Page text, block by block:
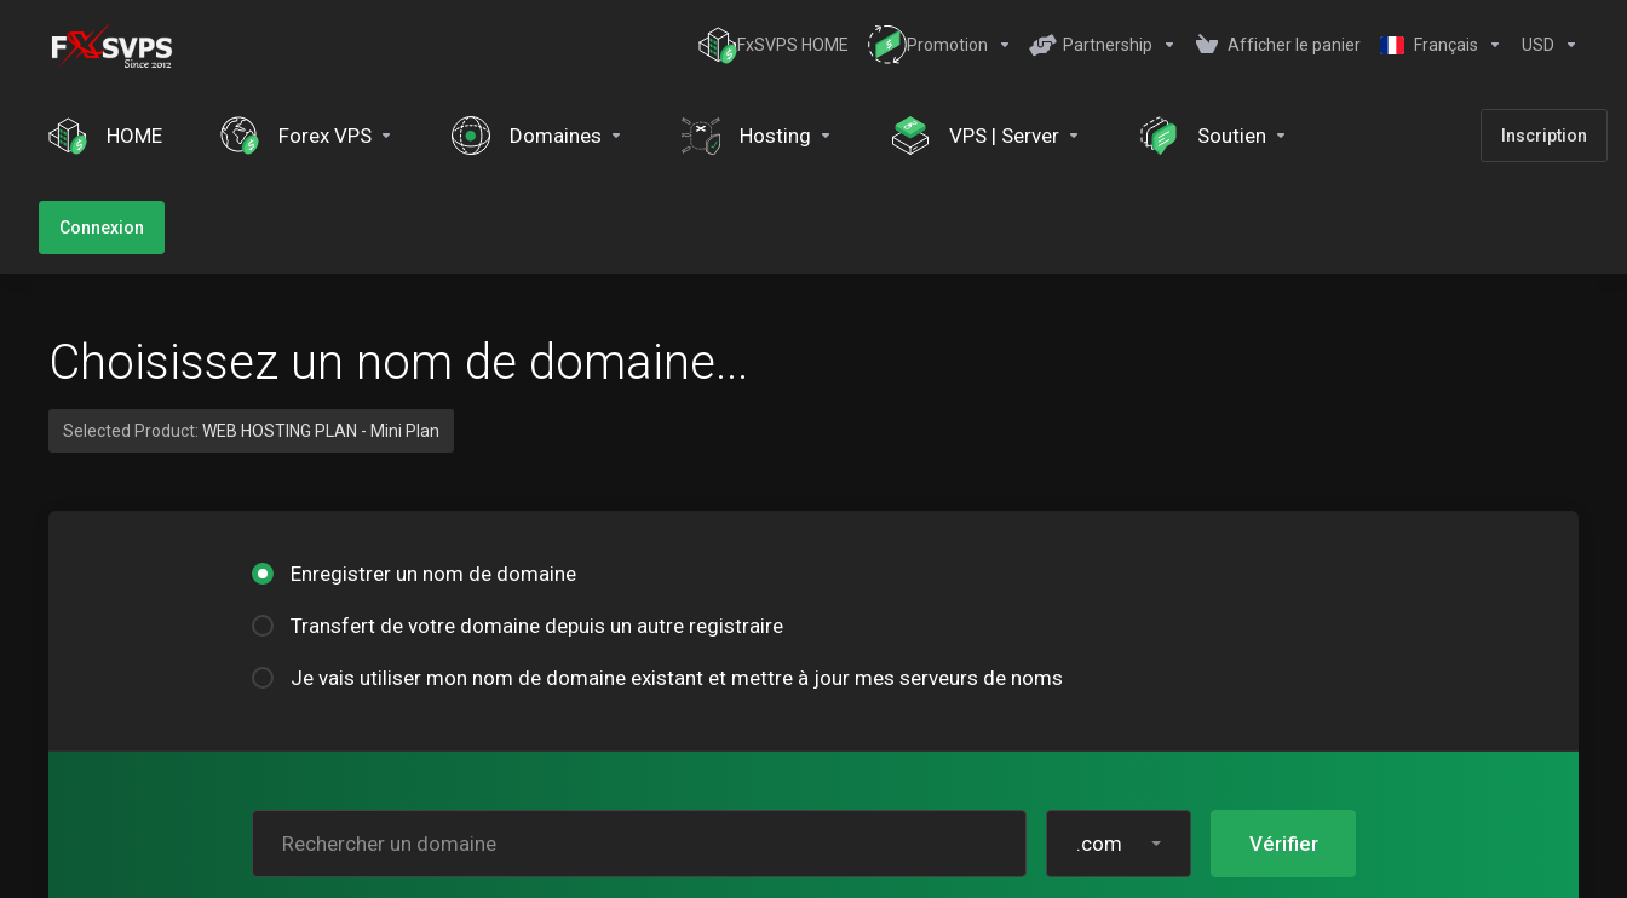
FxSVPS HOME Promotion Partnership Afficher le panier Français USD
HOME Forex VPS Domaines Hosting VPS | Server Soutien Inscription
Connexion
Choisissez un nom de domaine...
Selected Product: WEB HOSTING PLAN - Mini Plan
Enregistrer un nom de domaine
Transfert de votre domaine depuis un autre registraire
Je vais utiliser mon nom de domaine existant et mettre à jour mes serveurs de noms
.com Vérifier